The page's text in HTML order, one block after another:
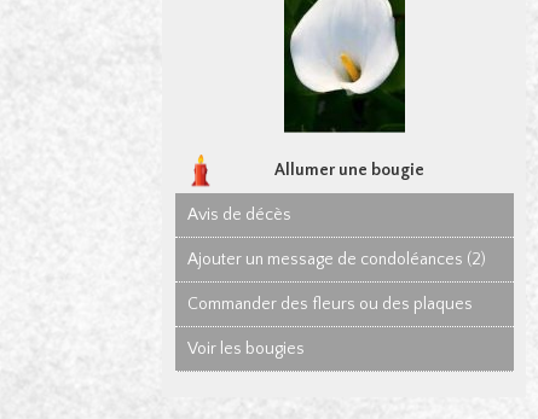
Allumer une bougie
Avis de décès
Ajouter un message de condoléances (2)
Commander des fleurs ou des plaques
Voir les bougies